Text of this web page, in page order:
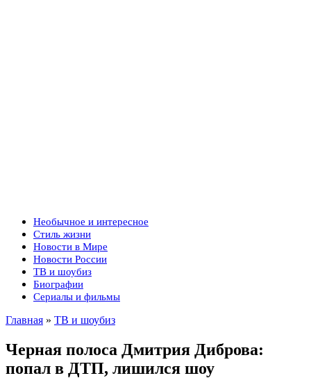
Необычное и интересное
Стиль жизни
Новости в Мире
Новости России
ТВ и шоубиз
Биографии
Сериалы и фильмы
Главная » ТВ и шоубиз
Черная полоса Дмитрия Диброва:
попал в ДТП, лишился шоу